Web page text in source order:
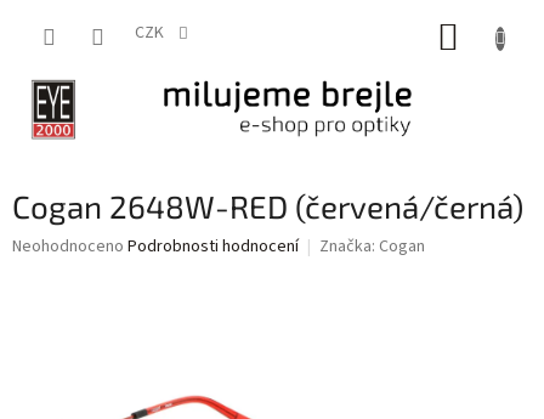
CZK
Cogan 2648W-RED (červená/černá)
Průměrné
Neohodnoceno Podrobnosti hodnocení Značka: Cogan